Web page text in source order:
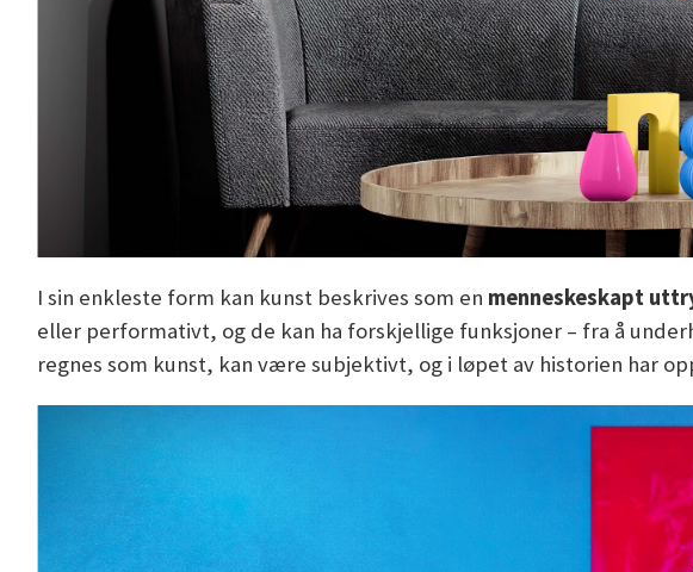
I sin enkleste form kan kunst beskrives som en menneskeskapt
eller performativt, og de kan ha forskjellige funksjoner – fra å
regnes som kunst, kan være subjektivt, og i løpet av historien har